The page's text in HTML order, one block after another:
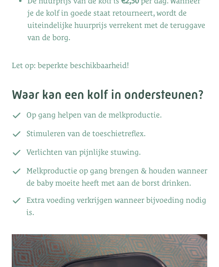
je de kolf in goede staat retourneert, wordt de
uiteindelijke huurprijs verrekent met de teruggave
van de borg.
Let op: beperkte beschikbaarheid!
Waar kan een kolf in ondersteunen?
Op gang helpen van de melkproductie.
Stimuleren van de toeschietreflex.
Verlichten van pijnlijke stuwing.
Melkproductie op gang brengen & houden wanneer
de baby moeite heeft met aan de borst drinken.
Extra voeding verkrijgen wanneer bijvoeding nodig
is.